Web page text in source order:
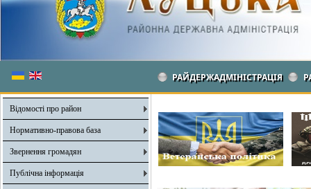
РАЙДЕРЖАДМІНІСТРАЦІЯ
Відомості про район
Нормативно-правова база
Звернення громадян
Публічна інформація